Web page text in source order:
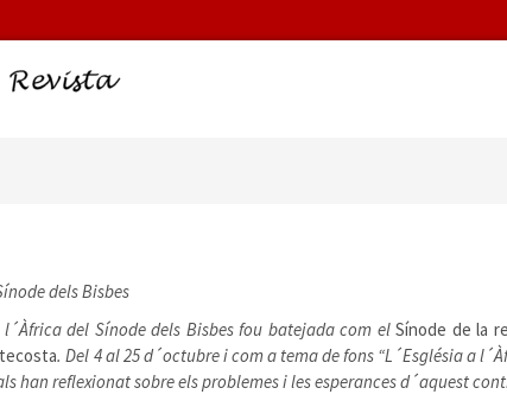
dels Bisbes
del Sínode dels Bisbes fou batejada com el Sínode de la
. Del 4 al 25 d´octubre i com a tema de fons “L´Església a
han reflexionat sobre els problemes i les esperances d´aquest